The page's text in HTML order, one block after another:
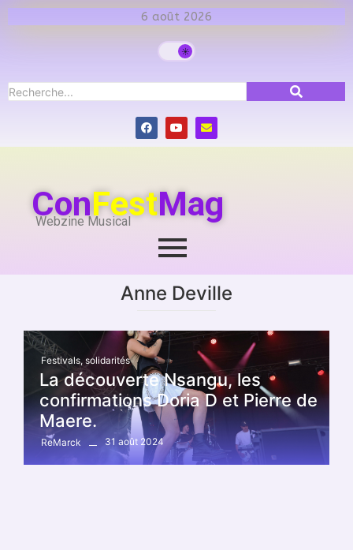
6 août 2026
ConFestMag
Webzine Musical
Anne Deville
Festivals, solidarités
La découverte Nsangu, les
confirmations Doria D et Pierre de
Maere.
ReMarck 31 août 2024